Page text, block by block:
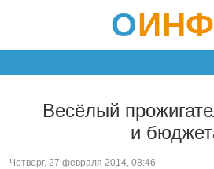
О
Весёлый
и
Четверг, 27 февраля 2014, 08:46